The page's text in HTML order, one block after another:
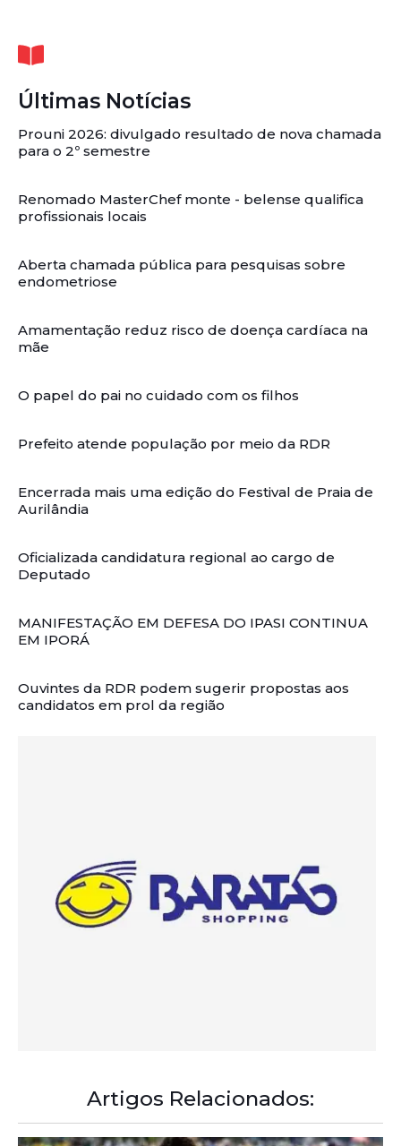
Últimas Notícias
Prouni 2026: divulgado resultado de nova chamada
para o 2º semestre
Renomado MasterChef monte - belense qualifica
profissionais locais
Aberta chamada pública para pesquisas sobre
endometriose
Amamentação reduz risco de doença cardíaca na
mãe
O papel do pai no cuidado com os filhos
Prefeito atende população por meio da RDR
Encerrada mais uma edição do Festival de Praia de
Aurilândia
Oficializada candidatura regional ao cargo de
Deputado
MANIFESTAÇÃO EM DEFESA DO IPASI CONTINUA
EM IPORÁ
Ouvintes da RDR podem sugerir propostas aos
candidatos em prol da região
Artigos Relacionados:
A Democracia Contemporânea